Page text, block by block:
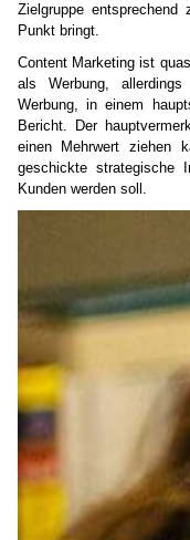
Zielgruppe
Punkt bringt.
Content Marketing ist
als Werbung,
Werbung, in einem
Bericht. Der
einen Mehrwert ziehen
geschickte strategische
Kunden werden soll.